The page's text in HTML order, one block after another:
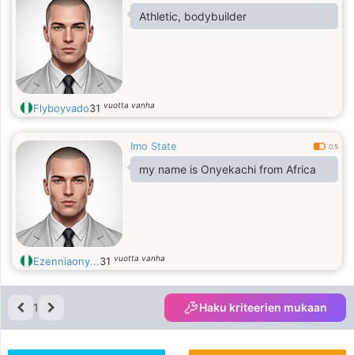
Athletic, bodybuilder
Flyboyvado31 vuotta vanha
Imo State 0.5
my name is Onyekachi from Africa
Ezenniaony...31 vuotta vanha
1 Haku kriteerien mukaan